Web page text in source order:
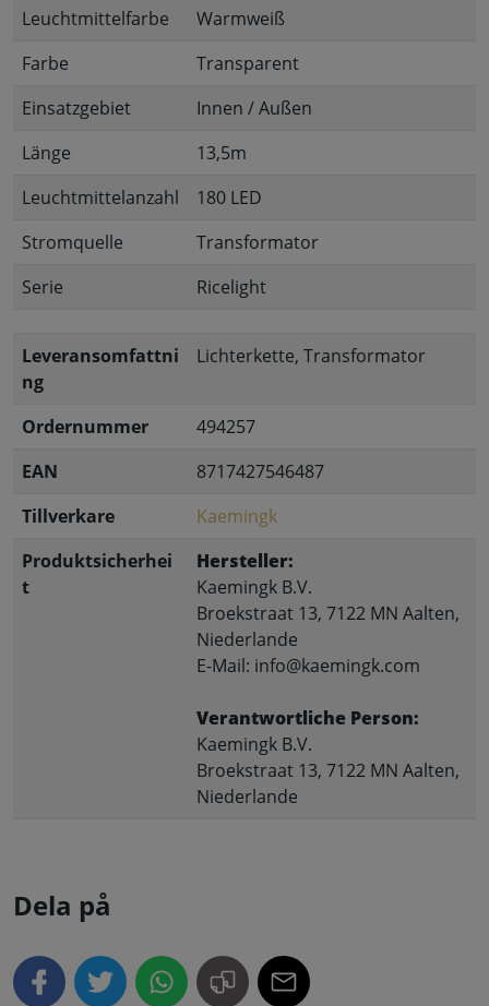
Leuchtmittelfarbe
Warmweiß
Farbe
Transparent
Einsatzgebiet
Innen / Außen
Länge
13,5m
Leuchtmittelanzahl
180 LED
Stromquelle
Transformator
Serie
Ricelight
Leveransomfattni
ng
Lichterkette, Transformator
Ordernummer
494257
EAN
8717427546487
Tillverkare
Kaemingk
Produktsicherhei
t
Hersteller:
Kaemingk B.V.
Broekstraat 13, 7122 MN Aalten,
Niederlande
E-Mail: info@kaemingk.com
Verantwortliche Person:
Kaemingk B.V.
Broekstraat 13, 7122 MN Aalten,
Niederlande
Dela på